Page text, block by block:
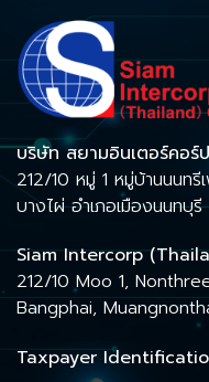
บริษัท สยามอินเตอร์คอร์
212/10 หมู่ 1 หมู่บ้านนนท
บางไผ่ อำเภอเมืองนนทบุ
Siam Intercorp
212/10 Moo 1,
Bangphai,
Taxpayer